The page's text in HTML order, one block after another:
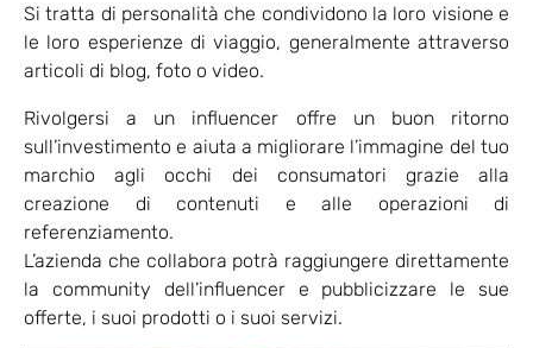
Si tratta di personalità che condividono la loro visione e
le loro esperienze di viaggio, generalmente attraverso
articoli di blog, foto o video.
Rivolgersi a un influencer offre un buon ritorno
sull’investimento e aiuta a migliorare l’immagine del tuo
marchio agli occhi dei consumatori grazie alla
creazione di contenuti e alle operazioni di
referenziamento.
L’azienda che collabora potrà raggiungere direttamente
la community dell’influencer e pubblicizzare le sue
offerte, i suoi prodotti o i suoi servizi.